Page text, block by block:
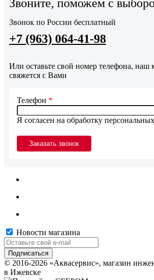
Звоните, поможем с
Звонок по России бесплатный
+7 (963) 064-41-98
Или оставьте свой номер телефона, наш
свяжется с Вами
Я согласен на обработку
Телефон *
Новости магазина
© 2016-2026 «Аквасервис», магазин
в Ижевске